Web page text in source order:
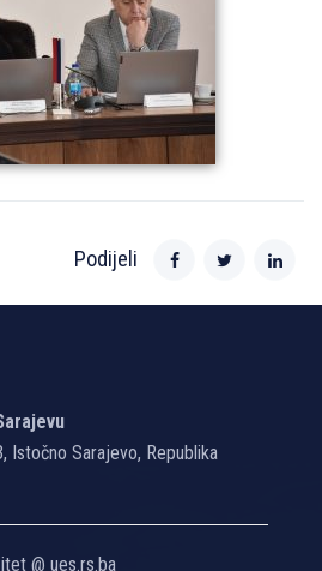
Podijeli
Istočno Sarajevo, Republika
@ ues.rs.ba